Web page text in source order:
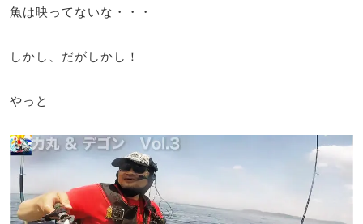
魚は映ってないな・・・
しかし、だがしかし！
やっと